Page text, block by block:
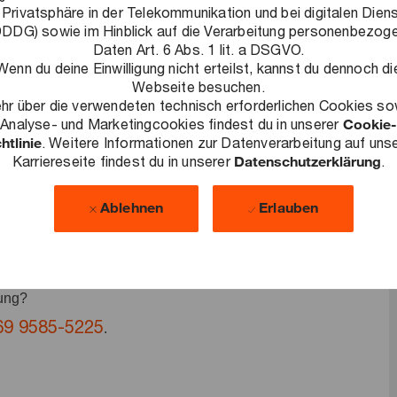
in der Telekommunikation und bei digitalen
sowie im Hinblick auf die Verarbeitung
Daten Art. 6 Abs. 1 lit. a DSGVO.
du deine Einwilligung nicht erteilst, kannst du dennoch
Webseite besuchen.
über die verwendeten technisch erforderlichen Cookies
Analyse- und Marketingcookies findest du in unserer Cookie-
. Weitere Informationen zur Datenverarbeitung auf
Karriereseite findest du in unserer Datenschutzerklärung.
Ablehnen Erlauben
Herausforderungen zu lösen, nachhaltige Ergebnisse zu
auszubauen. Als Teil unseres Transfer Pricing Teams
Blick fürs Detail unseren Kunden dabei helfen, alle
Dafür entwickeln wir maßgeschneiderte Transfer
Ideen freuen. Bring dich in unser
Tools und entwickle gemeinsam mit uns innovative
9585-5225.